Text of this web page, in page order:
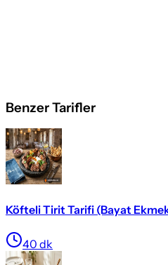
Benzer Tarifler
Köfteli Tirit Tarifi (Bayat
40 dk